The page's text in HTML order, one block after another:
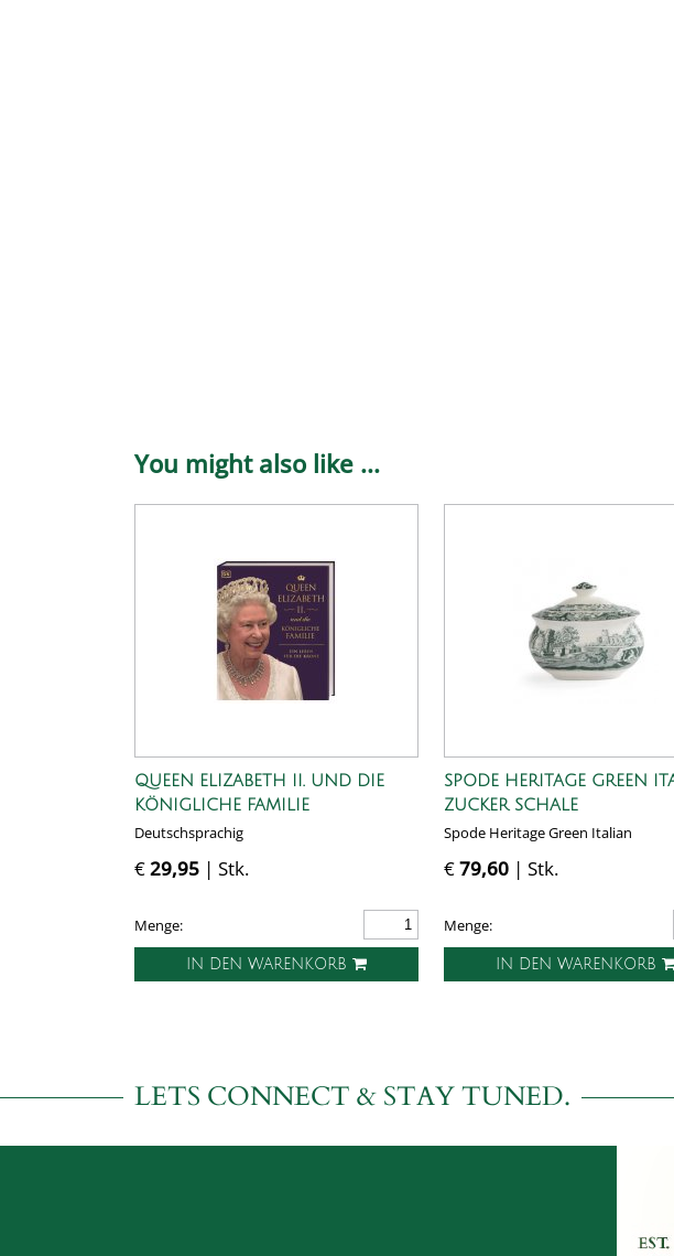
You might also like ...
QUEEN ELIZABETH II. UND DIE
KÖNIGLICHE FAMILIE
Deutschsprachig
€29,95 | Stk.
Menge:
IN DEN WARENKORB
SPODE HERITAGE GREEN
ZUCKER SCHALE
Spode Heritage Green Italian
€79,60| Stk.
Menge:
IN DEN WARENKORB
LETS CONNECT & STAY TUNED.